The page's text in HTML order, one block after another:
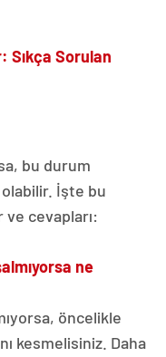
Sıkça Sorulan
bu durum
olabilir. İşte bu
cevapları:
ne
öncelikle
kesmelisiniz. Daha